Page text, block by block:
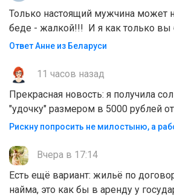
Только настоящий мужчина может
беде - жалкой!!! И я как только вы
Ответ Анне из Беларуси
11 часов назад
Прекрасная новость: я получила
"удочку" размером в 5000 рублей
Рискну попросить не милостыню, а
Вчера в 17:14
Есть ещё вариант: жильё по
найма, это как бы в аренду у